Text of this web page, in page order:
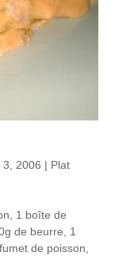
3, 2006 | Plat
1 boîte de
de beurre, 1
de poisson,